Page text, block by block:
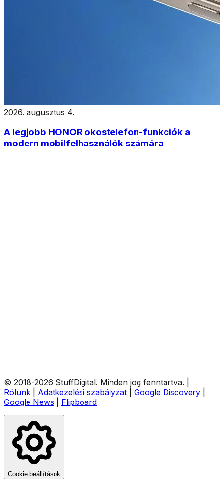
2026. augusztus 4.
A legjobb HONOR okostelefon-funkciók a
modern mobilfelhasználók számára
© 2018-2026 StuffDigital. Minden jog fenntartva.
Rólunk
Adatkezelési szabályzat Google Discovery
Google News
Flipboard
Cookie beállítások